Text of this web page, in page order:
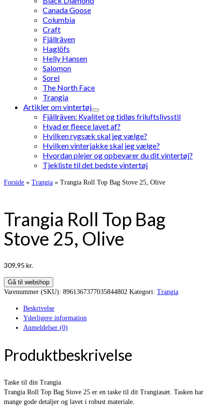
Canada Goose
Columbia
Craft
Fjällräven
Haglöfs
Helly Hansen
Salomon
Sorel
The North Face
Trangia
Artikler om vintertøj
Fjällräven: Kvalitet og tidløs friluftslivsstil
Hvad er fleece lavet af?
Hvilken rygsæk skal jeg vælge?
Hvilken vinterjakke skal jeg vælge?
Hvordan plejer og opbevarer du dit vintertøj?
Tjekliste til det bedste vintertøj
Forside » Trangia » Trangia Roll Top Bag Stove 25, Olive
Trangia Roll Top Bag
Stove 25, Olive
309,95 kr.
Gå til webshop
Varenummer (SKU): 8961367377035844802 Kategori: Trangia
Beskrivelse
Yderligere information
Anmeldelser (0)
Produktbeskrivelse
Taske til din Trangia
Trangia Roll Top Bag Stove 25 er en taske til dit Trangiasæt. Tasken har
mange gode detaljer og lavet i robust materiale.